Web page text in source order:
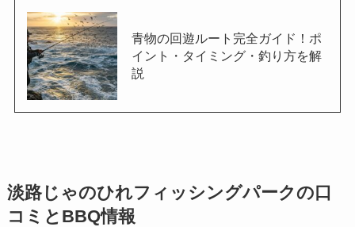
青物の回遊ルート完全ガイド！ポ
イント・タイミング・釣り方を解
説
淡路じゃのひれフィッシングパークの口
コミとBBQ情報